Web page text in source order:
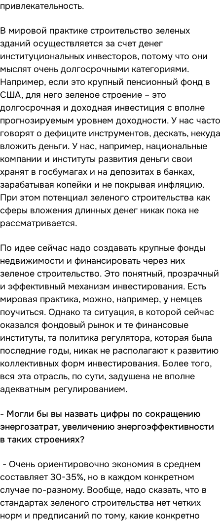
привлекательность.
В мировой практике строительство зеленых
зданий осуществляется за счет денег
институциональных инвесторов, потому что они
мыслят очень долгосрочными категориями.
Например, если это крупный пенсионный фонд в
США, для него зеленое строение – это
долгосрочная и доходная инвестиция с вполне
прогнозируемым уровнем доходности. У нас часто
говорят о дефиците инструментов, дескать, некуда
вложить деньги. У нас, например, национальные
компании и институты развития деньги свои
хранят в госбумагах и на депозитах в банках,
зарабатывая копейки и не покрывая инфляцию.
При этом потенциал зеленого строительства как
сферы вложения длинных денег никак пока не
рассматривается.
По идее сейчас надо создавать крупные фонды
недвижимости и финансировать через них
зеленое строительство. Это понятный, прозрачный
и эффективный механизм инвестирования. Есть
мировая практика, можно, например, у немцев
поучиться. Однако та ситуация, в которой сейчас
оказался фондовый рынок и те финансовые
институты, та политика регулятора, которая была
последние годы, никак не располагают к развитию
коллективных форм инвестирования. Более того,
вся эта отрасль, по сути, задушена не вполне
адекватным регулированием.
- Могли бы вы назвать цифры по сокращению
энергозатрат, увеличению энергоэффективности
в таких строениях?
- Очень ориентировочно экономия в среднем
составляет 30-35%, но в каждом конкретном
случае по-разному. Вообще, надо сказать, что в
стандартах зеленого строительства нет четких
норм и предписаний по тому, какие конкретно